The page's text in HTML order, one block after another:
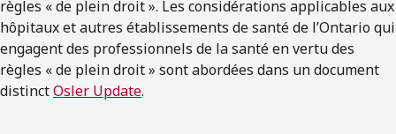
règles « de plein droit ». Les considérations applicables aux
hôpitaux et autres établissements de santé de l’Ontario qui
engagent des professionnels de la santé en vertu des
règles « de plein droit » sont abordées dans un document
distinctOsler Update.